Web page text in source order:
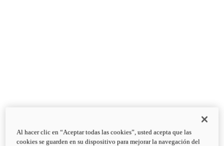
Al hacer clic en “Aceptar todas las cookies”, usted acepta que las
cookies se guarden en su dispositivo para mejorar la navegación del